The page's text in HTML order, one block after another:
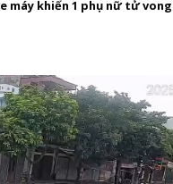
máy khiến 1 phụ nữ tử